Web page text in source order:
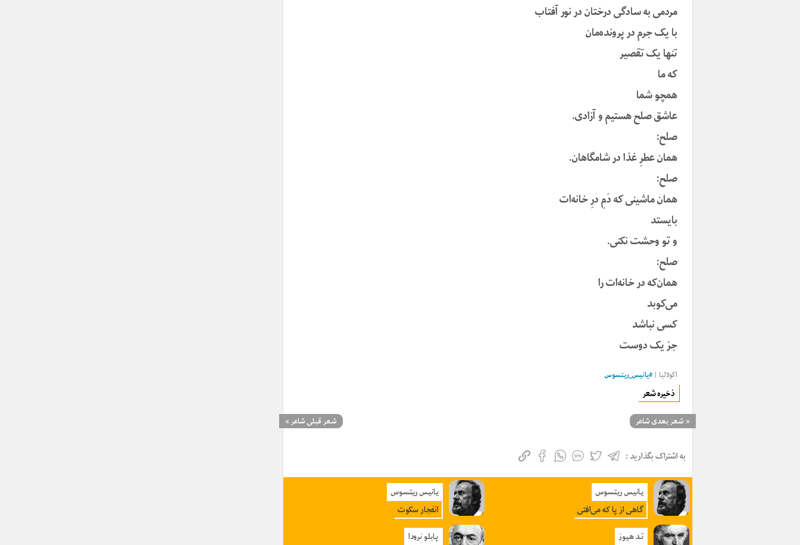
مردمی به سادگی درختان در نور آفتاب
با یک جرم در پرونده‌مان
تنها یک تقصیر
که ما
همچو شما
عاشق صلح هستیم و آزادی.
صلح:
همان عطرِ غذا در شامگاهان.
صلح:
همان ماشینی که دَمِ درِ خانه‌ات
بایستد
و تو وحشت نکنی.
صلح:
همان‌که در خانه‌ات را
می‌کوبد
کسی نباشد
جز یک دوست
اکولالیا |
#یانیس_ریتسوس
ذخیره شعر
« شعر بعدی شاعر شعر قبلی شاعر»
به اشتراک بگذارید :
یانیس ریتسوس
گاهی از پا که می‌افتی
یانیس ریتسوس
انفجار سکوت
تد هیوز
پابلو نرودا